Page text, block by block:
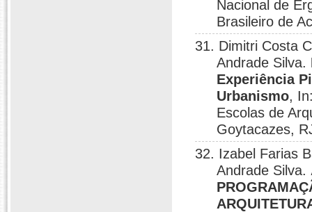
Nacional de
Brasileiro de
31. Dimitri Costa
Andrade Silva.
Experiência
Urbanismo,
Escolas de
Goytacazes,
32. Izabel Farias
Andrade Silva.